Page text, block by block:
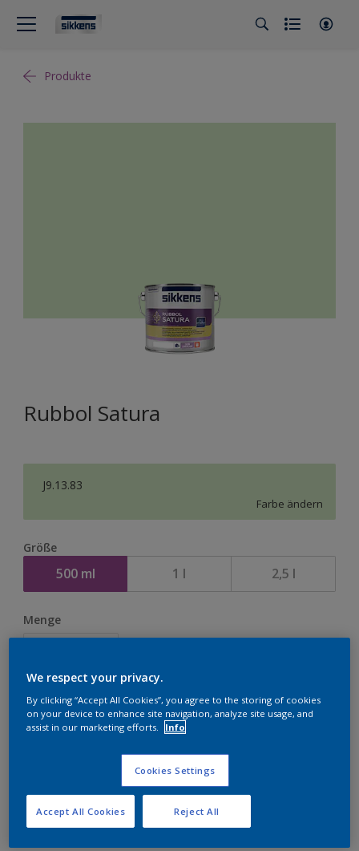
Produkte
Rubbol Satura
J9.13.83
Farbe ändern
Größe
500 ml 1 l 2,5 l
Menge
Zur Einkaufsliste hinzufügen
Einen Händler finden
We respect your privacy.
By clicking “Accept All Cookies”, you agree to the storing of cookies
on your device to enhance site navigation, analyze site usage, and
assist in our marketing efforts.
Info
Cookies Settings
Reject All
Accept All Cookies